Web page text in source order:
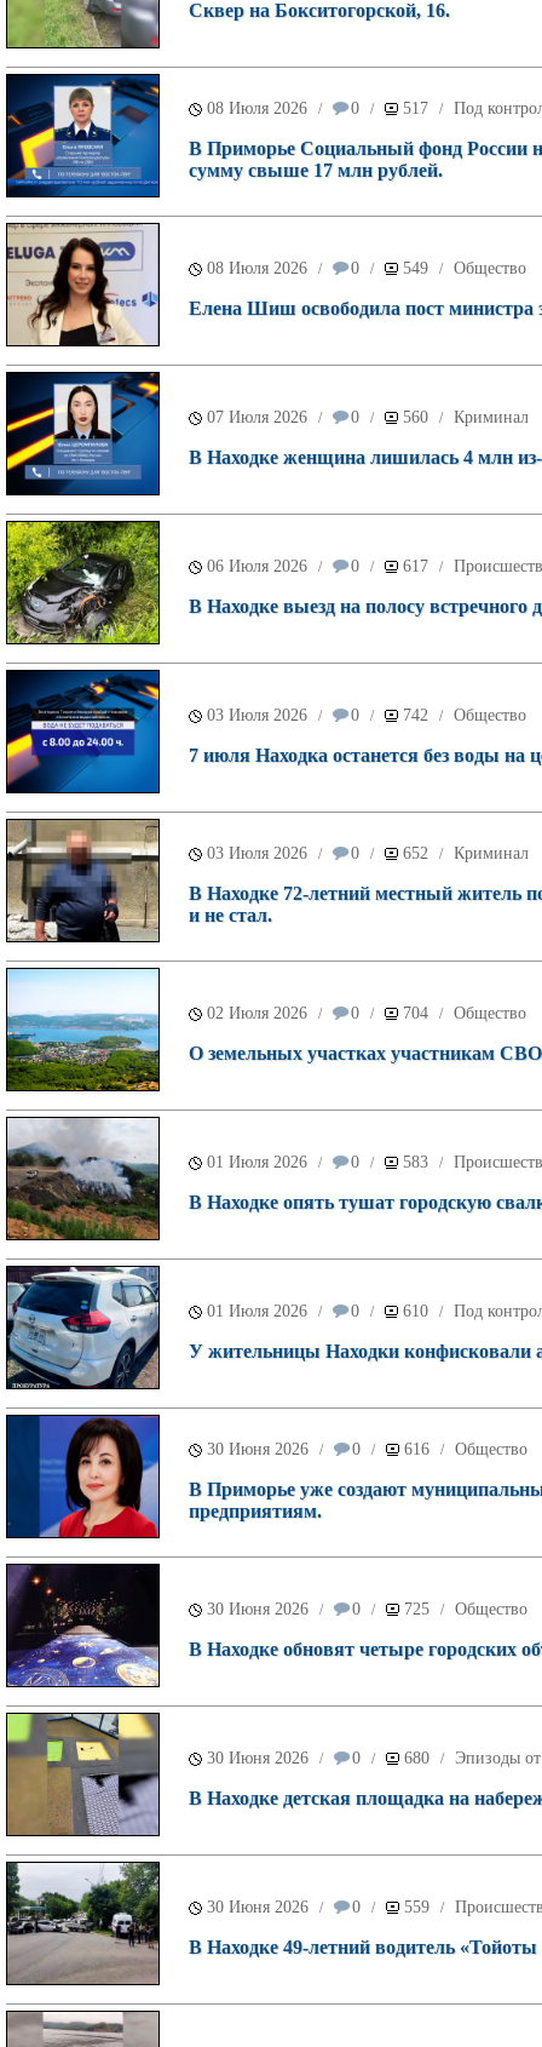
Сквер на Бокситогорской, 16.
08 Июля 2026 / 0 / 517 / Под
В Приморье Социальный фонд России
сумму свыше 17 млн рублей.
08 Июля 2026 / 0 / 549 / Общество
Елена Шиш освободила пост министра
07 Июля 2026 / 0 / 560 / Криминал
В Находке женщина лишилась 4 млн
06 Июля 2026 / 0 / 617 /
В Находке выезд на полосу
03 Июля 2026 / 0 / 742 / Общество
7 июля Находка останется без воды на
03 Июля 2026 / 0 / 652 / Криминал
В Находке 72-летний местный житель
и не стал.
02 Июля 2026 / 0 / 704 / Общество
О земельных участках участникам
01 Июля 2026 / 0 / 583 /
В Находке опять тушат городскую
01 Июля 2026 / 0 / 610 / Под
У жительницы Находки конфисковали
30 Июня 2026 / 0 / 616 / Общество
В Приморье уже создают
предприятиям.
30 Июня 2026 / 0 / 725 / Общество
В Находке обновят четыре городских
30 Июня 2026 / 0 / 680 / Эпизоды
В Находке детская площадка на
30 Июня 2026 / 0 / 559 /
В Находке 49‑летний водитель